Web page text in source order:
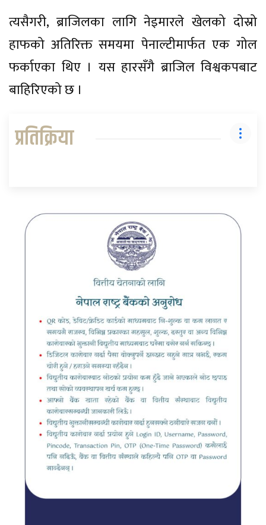
त्यसैगरी, ब्राजिलका लागि नेइमारले खेलको दोस्रो
हाफको अतिरिक्त समयमा पेनाल्टीमार्फत एक गोल
फर्काएका थिए । यस हारसँगै ब्राजिल विश्वकपबाट
बाहिरिएको छ ।
प्रतिक्रिया